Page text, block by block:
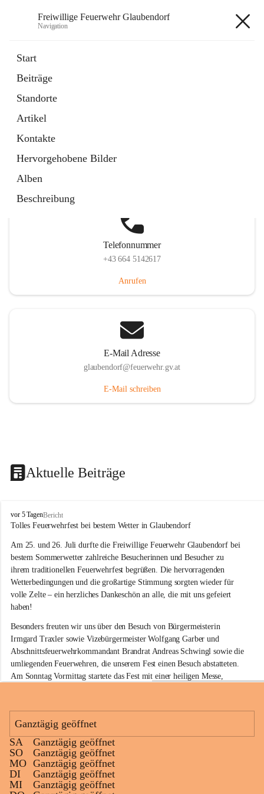
Freiwillige Feuerwehr Glaubendorf
Navigation
Start
Beiträge
Standorte
Artikel
Kontakte
Hervorgehobene Bilder
Alben
Beschreibung
Telefonnummer
+43 664 5142617
Anrufen
E-Mail Adresse
glaubendorf@feuerwehr.gv.at
E-Mail schreiben
Aktuelle Beiträge
F
r
i
w
i
l
i
g
e
F
e
u
e
r
w
G
l
a
u
b
e
n
vor 5 TagenBericht
Tolles Feuerwehrfest bei bestem Wetter in Glaubendorf
Am 25. und 26. Juli durfte die Freiwillige Feuerwehr Glaubendorf bei
bestem Sommerwetter zahlreiche Besucherinnen und Besucher zu
ihrem traditionellen Feuerwehrfest begrüßen. Die hervorragenden
Wetterbedingungen und die großartige Stimmung sorgten wieder für
volle Zelte – ein herzliches Dankeschön an alle, die mit uns gefeiert
haben!
Besonders freuten wir uns über den Besuch von Bürgermeisterin
Irmgard Traxler sowie Vizebürgermeister Wolfgang Garber und
Abschnittsfeuerwehrkommandant Brandrat Andreas Schwingl sowie die
umliegenden Feuerwehren, die unserem Fest einen Besuch abstatteten.
Am Sonntag Vormittag startete das Fest mit einer heiligen Messe,
Musikverein Rußbach, der mit seinem Frühschoppenkonzert beste
Eine Hüpfburg sowie verschiedene Spiele sorgten für jede Menge Spaß
und Unterhaltung.
Kulinarisch war ebenfalls für jeden Geschmack etwas dabei. Neben
köstlichen Grillspezialitäten am gesamten Wochenende standen am
Ganztägig geöffnet
SA
Ganztägig geöffnet
SO
Ganztägig geöffnet
MO Ganztägig geöffnet
DI
Ganztägig geöffnet
MI
Ganztägig geöffnet